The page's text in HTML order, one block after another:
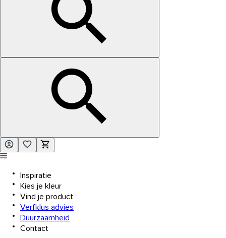
Inspiratie
Kies je kleur
Vind je product
Verfklus advies
Duurzaamheid
Contact